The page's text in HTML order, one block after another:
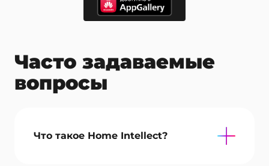
Часто задаваемые
вопросы
Что такое Home Intellect?